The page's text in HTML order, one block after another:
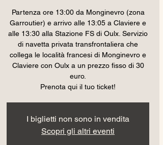
Partenza ore 13:00 da Monginevro (zona
Garroutier) e arrivo alle 13:05 a Claviere e
alle 13:30 alla Stazione FS di Oulx. Servizio
di navetta privata transfrontaliera che
collega le località francesi di Monginevro e
Claviere con Oulx a un prezzo fisso di 30
euro.
Prenota qui il tuo ticket!
I biglietti non sono in vendita
Scopri gli altri eventi